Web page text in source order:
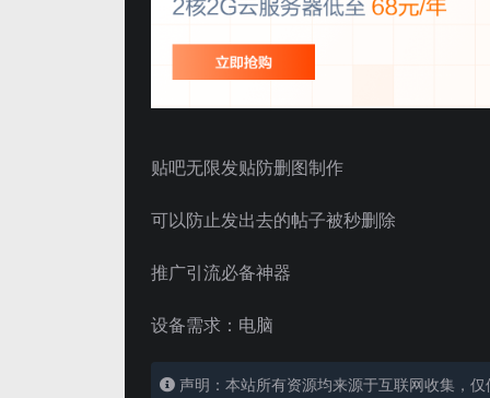
贴吧无限发贴防删图制作
可以防止发出去的帖子被秒删除
推广引流必备神器
设备需求：电脑
声明：本站所有资源均来源于互联网收集，